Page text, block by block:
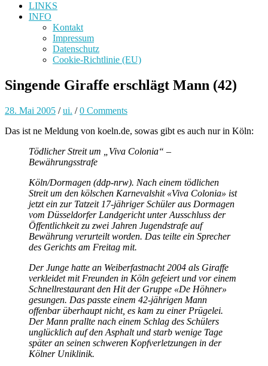
LINKS
INFO
Kontakt
Impressum
Datenschutz
Cookie-Richtlinie (EU)
Singende Giraffe erschlägt Mann (42)
28. Mai 2005 /ui. /0 Comments
Das ist ne Meldung von koeln.de, sowas gibt es auch nur in Köln:
Tödlicher Streit um „Viva Colonia“ –
Bewährungsstrafe
Köln/Dormagen (ddp-nrw). Nach einem tödlichen
Streit um den kölschen Karnevalshit «Viva Colonia» ist
jetzt ein zur Tatzeit 17-jähriger Schüler aus Dormagen
vom Düsseldorfer Landgericht unter Ausschluss der
Öffentlichkeit zu zwei Jahren Jugendstrafe auf
Bewährung verurteilt worden. Das teilte ein Sprecher
des Gerichts am Freitag mit.
Der Junge hatte an Weiberfastnacht 2004 als Giraffe
verkleidet mit Freunden in Köln gefeiert und vor einem
Schnellrestaurant den Hit der Gruppe «De Höhner»
gesungen. Das passte einem 42-jährigen Mann
offenbar überhaupt nicht, es kam zu einer Prügelei.
Der Mann prallte nach einem Schlag des Schülers
unglücklich auf den Asphalt und starb wenige Tage
später an seinen schweren Kopfverletzungen in der
Kölner Uniklinik.